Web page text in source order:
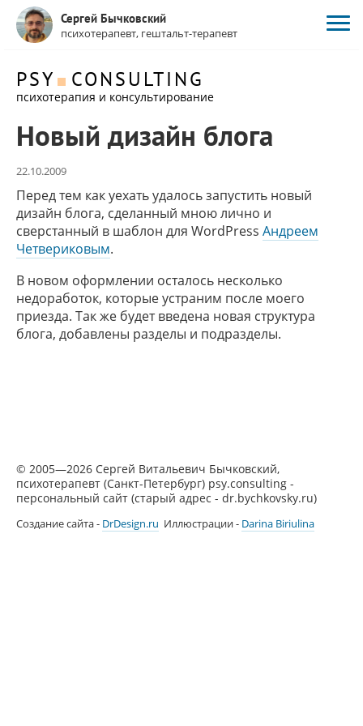
PSY CONSULTING
психотерапия и консультирование
Сергей Бычковский
психотерапевт, гештальт-терапевт
Новый дизайн блога
22.10.2009
Перед тем как уехать удалось запустить новый
дизайн блога, сделанный мною лично и
сверстанный в шаблон для WordPress Андреем
Четвериковым.
В новом оформлении осталось несколько
недоработок, которые устраним после моего
приезда. Так же будет введена новая структура
блога, добавлены разделы и подразделы.
© 2005—2026 Сергей Витальевич Бычковский,
психотерапевт (Санкт-Петербург) psy.consulting -
персональный сайт (старый адрес - dr.bychkovsky.ru)
Создание сайта - DrDesign.ru Иллюстрации - Darina Biriulina